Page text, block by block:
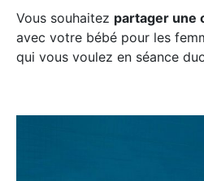
Vous souhaitez partager une
avec votre bébé pour les
qui vous voulez en séance